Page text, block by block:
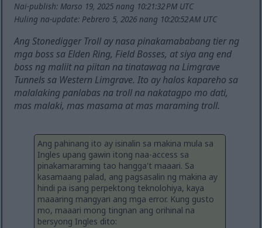
Nai-publish: Marso 19, 2025 nang 10:21:32 PM UTC
Huling na-update: Pebrero 5, 2026 nang 10:20:52 AM UTC
Ang Stonedigger Troll ay nasa pinakamababang tier ng
mga boss sa Elden Ring, Field Bosses, at siya ang end
boss ng maliit na piitan na tinatawag na Limgrave
Tunnels sa Western Limgrave. Ito ay halos kapareho sa
malalaking panlabas na troll na nakatagpo mo dati,
mas malaki, mas masama at mas maraming troll.
Ang pahinang ito ay isinalin sa makina mula sa
Ingles upang gawin itong naa-access sa
pinakamaraming tao hangga't maaari. Sa
kasamaang palad, ang pagsasalin ng makina ay
hindi pa isang perpektong teknolohiya, kaya
maaaring mangyari ang mga error. Kung gusto
mo, maaari mong tingnan ang orihinal na
bersyong Ingles dito: